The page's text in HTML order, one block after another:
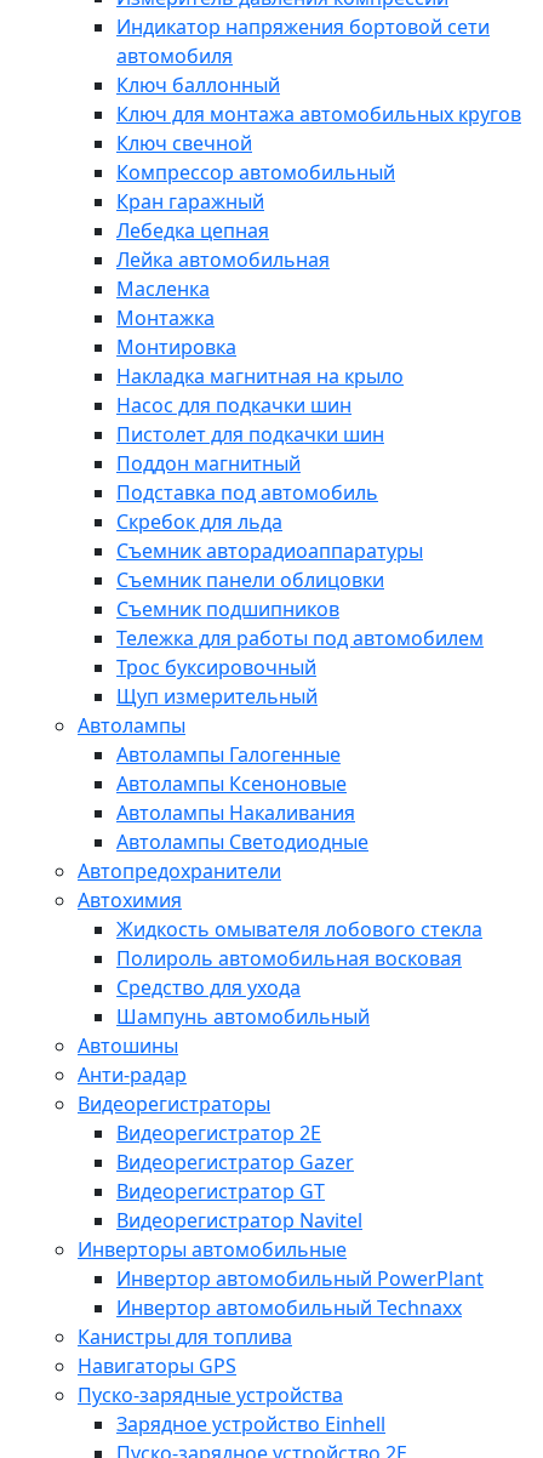
Индикатор напряжения бортовой сети
автомобиля
Ключ баллонный
Ключ для монтажа автомобильных кругов
Ключ свечной
Компрессор автомобильный
Кран гаражный
Лебедка цепная
Лейка автомобильная
Масленка
Монтажка
Монтировка
Накладка магнитная на крыло
Насос для подкачки шин
Пистолет для подкачки шин
Поддон магнитный
Подставка под автомобиль
Скребок для льда
Съемник авторадиоаппаратуры
Съемник панели облицовки
Съемник подшипников
Тележка для работы под автомобилем
Трос буксировочный
Щуп измерительный
Автолампы
Автолампы Галогенные
Автолампы Ксеноновые
Автолампы Накаливания
Автолампы Светодиодные
Автопредохранители
Автохимия
Жидкость омывателя лобового стекла
Полироль автомобильная восковая
Средство для ухода
Шампунь автомобильный
Автошины
Анти-радар
Видеорегистраторы
Видеорегистратор 2E
Видеорегистратор Gazer
Видеорегистратор GT
Видеорегистратор Navitel
Инверторы автомобильные
Инвертор автомобильный PowerPlant
Инвертор автомобильный Technaxx
Канистры для топлива
Навигаторы GPS
Пуско-зарядные устройства
Зарядное устройство Einhell